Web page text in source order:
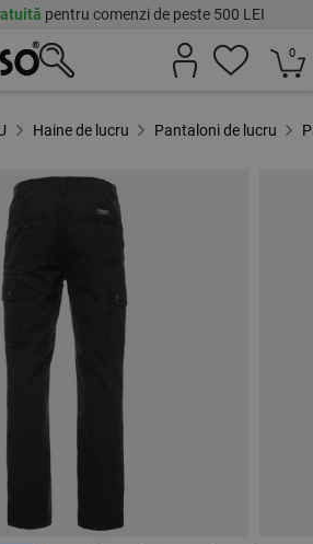
pentru comenzi de peste 500 LEI
0
Haine de lucru Pantaloni de lucru